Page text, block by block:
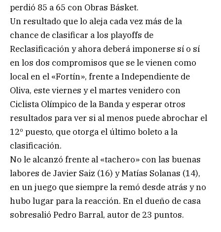
perdió 85 a 65 con Obras Básket.
Un resultado que lo aleja cada vez más de la
chance de clasificar a los playoffs de
Reclasificación y ahora deberá imponerse sí o sí
en los dos compromisos que se le vienen como
local en el «Fortín», frente a Independiente de
Oliva, este viernes y el martes venidero con
Ciclista Olímpico de la Banda y esperar otros
resultados para ver si al menos puede abrochar el
12º puesto, que otorga el último boleto a la
clasificación.
No le alcanzó frente al «tachero» con las buenas
labores de Javier Saiz (16) y Matías Solanas (14),
en un juego que siempre la remó desde atrás y no
hubo lugar para la reacción. En el dueño de casa
sobresalió Pedro Barral, autor de 23 puntos.